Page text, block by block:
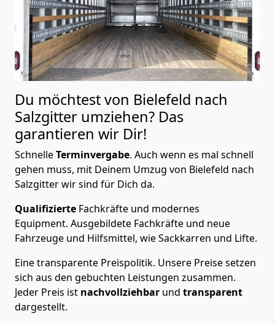
Du möchtest von Bielefeld nach
Salzgitter umziehen? Das
garantieren wir Dir!
SchnelleTerminvergabe. Auch wenn es mal schnell
gehen muss, mit Deinem Umzug von Bielefeld nach
Salzgitter wir sind für Dich da.
Qualifizierte Fachkräfte und modernes
Equipment. Ausgebildete Fachkräfte und neue
Fahrzeuge und Hilfsmittel, wie Sackkarren und Lifte.
Eine transparente Preispolitik. Unsere Preise setzen
sich aus den gebuchten Leistungen zusammen.
Jeder Preis ist nachvollziehbar und transparent
dargestellt.